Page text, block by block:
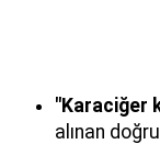
"Karaciğer
alınan